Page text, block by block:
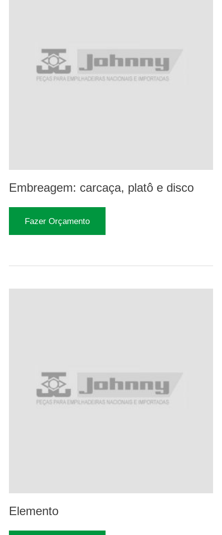
Embreagem: carcaça, platô e disco
Fazer Orçamento
Elemento